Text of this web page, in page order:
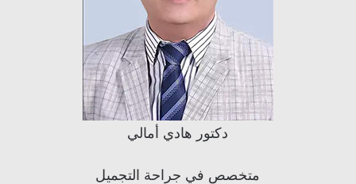
دكتور هادي أمالي
متخصص في جراحة التجميل